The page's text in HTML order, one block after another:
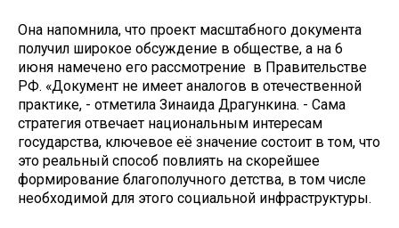
Она напомнила, что проект масштабного документа
получил широкое обсуждение в обществе, а на 6
июня намечено его рассмотрение в Правительстве
РФ. «Документ не имеет аналогов в отечественной
практике, - отметила Зинаида Драгункина. - Сама
стратегия отвечает национальным интересам
государства, ключевое её значение состоит в том, что
это реальный способ повлиять на скорейшее
формирование благополучного детства, в том числе
необходимой для этого социальной инфраструктуры.